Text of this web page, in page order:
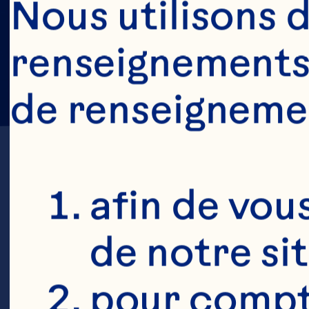
Nous utilisons
de
afin de
de notre
pour